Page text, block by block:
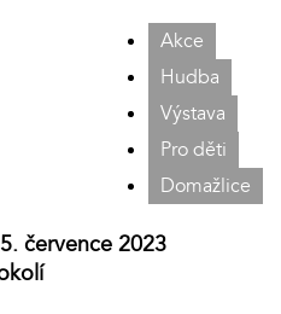
Akce
Hudba
Výstava
Pro děti
Domažlice
července 2023